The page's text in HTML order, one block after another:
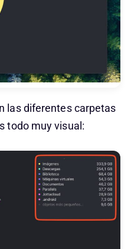
las diferentes carpetas
todo muy visual: